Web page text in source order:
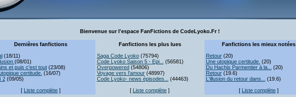
Bienvenue sur l'espace FanFictions de CodeLyoko.Fr !
Dernières fanfictions
(18/11)
(08/01)
et puis c'est tout(23/08)
certitude. (16/07)
2(09/05)
[ Liste complète ]
Fanfictions les plus lues
Saga Code Lyoko(75794)
Code Lyoko Saison 5 - Epi...
(56581)
Overpowered(54806)
Voyage vers l'amour(48997)
Code Lyoko- news épisodes...
(44463)
[ Liste complète ]
Fanfictions les mieux notées
Retour(20)
Une utopique certitude. (20)
Du Hachis Parmentier à la...
(20)
Retour(19.6)
L'illusion du retour dans...
(19.6)
[ Liste complète ]